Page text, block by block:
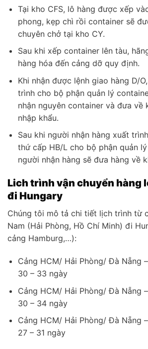
Tại kho CFS, lô hàng được xếp
phong, kẹp chì rồi container sẽ
chuyên chở tại kho CY.
Sau khi xếp container lên tàu,
hàng hóa đến cảng dỡ quy định.
Khi nhận được lệnh giao hàng D/
trình cho bộ phận quản lý
nhận nguyên container và đưa về
nhập khẩu.
Sau khi người nhận hàng xuất
thứ cấp HB/L cho bộ phận quản lý
người nhận hàng sẽ đưa hàng về
Lich trình vận chuyển hàng
đi Hungary
Chúng tôi mô tả chi tiết lịch trình từ
Nam (Hải Phòng, Hồ Chí Minh) đi
cảng Hamburg,…):
Cảng HCM/ Hải Phòng/ Đà Nẵng
30 – 33 ngày
Cảng HCM/ Hải Phòng/ Đà Nẵng
30 – 34 ngày
Cảng HCM/ Hải Phòng/ Đà Nẵng
27 – 31 ngày